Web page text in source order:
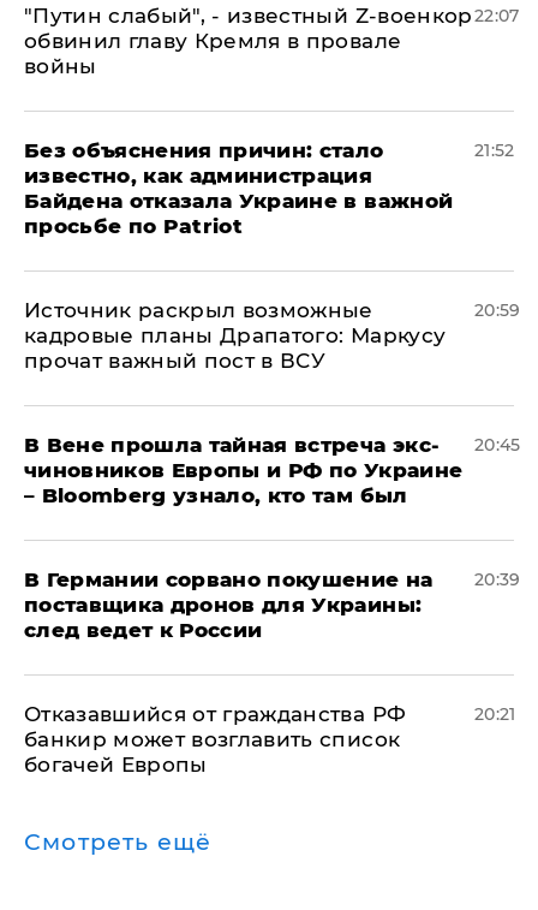
​"Путин слабый", - известный Z-военкор
обвинил главу Кремля в провале
войны
22:07
Без объяснения причин: стало
известно, как администрация
Байдена отказала Украине в важной
просьбе по Patriot
21:52
​Источник раскрыл возможные
кадровые планы Драпатого: Маркусу
прочат важный пост в ВСУ
20:59
В Вене прошла тайная встреча экс-
чиновников Европы и РФ по Украине
– Bloomberg узнало, кто там был
20:45
​В Германии сорвано покушение на
поставщика дронов для Украины:
след ведет к России
20:39
Отказавшийся от гражданства РФ
банкир может возглавить список
богачей Европы
20:21
Смотреть ещё